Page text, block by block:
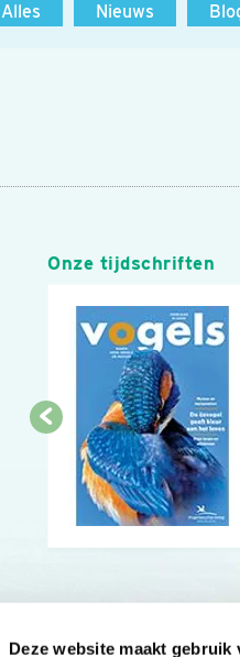
Deze website maakt gebruik
Alles Nieuws
Onze tijdschriften